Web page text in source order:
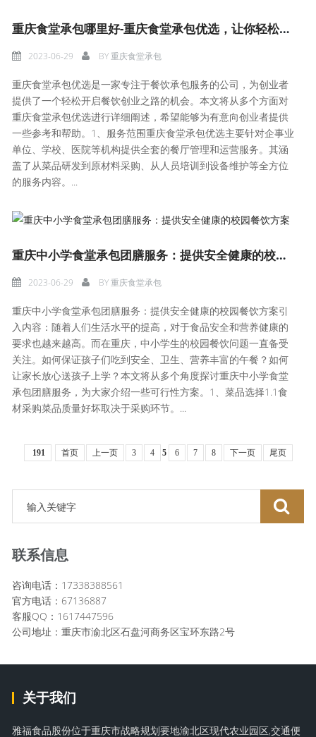
重庆食堂承包哪里好-重庆食堂承包优选，让你轻松开启餐饮创业之路
2023-06-29 BY重庆食堂承包
重庆食堂承包优选是一家专注于餐饮承包服务的公司，为创业者
提供了一个轻松开启餐饮创业之路的机会。本文将从多个方面对
重庆食堂承包优选进行详细阐述，希望能够为有意向创业者提供
一些参考和帮助。1、服务范围重庆食堂承包优选主要针对企事业
单位、学校、医院等机构提供全套的餐厅管理和运营服务。其涵
盖了从菜品研发到原材料采购、从人员培训到设备维护等全方位
的服务内容。...
重庆中小学食堂承包团膳服务：提供安全健康的校园餐饮方案
2023-06-29 BY重庆食堂承包
重庆中小学食堂承包团膳服务：提供安全健康的校园餐饮方案引
入内容：随着人们生活水平的提高，对于食品安全和营养健康的
要求也越来越高。而在重庆，中小学生的校园餐饮问题一直备受
关注。如何保证孩子们吃到安全、卫生、营养丰富的午餐？如何
让家长放心送孩子上学？本文将从多个角度探讨重庆中小学食堂
承包团膳服务，为大家介绍一些可行性方案。1、菜品选择1.1食
材采购菜品质量好坏取决于采购环节。...
191 首页 上一页 3 4 5 6 7 8 下一页 尾页
联系信息
咨询电话：17338388561
官方电话：67136887
客服QQ：1617447596
公司地址：重庆市渝北区石盘河商务区宝环东路2号
关于我们
雅福食品股份位于重庆市战略规划要地渝北区现代农业园区,交通便